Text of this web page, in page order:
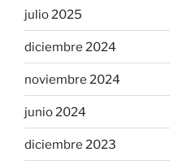
julio 2025
diciembre 2024
noviembre 2024
junio 2024
diciembre 2023